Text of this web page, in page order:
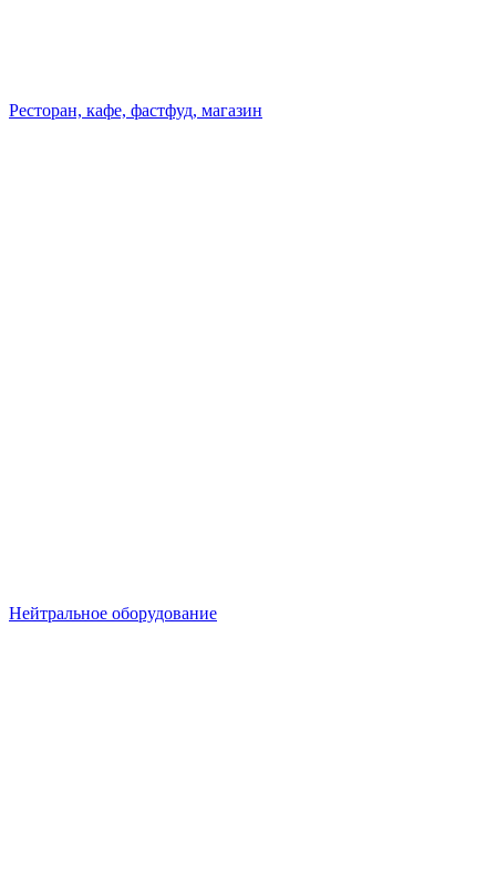
Ресторан, кафе, фастфуд, магазин
Нейтральное оборудование